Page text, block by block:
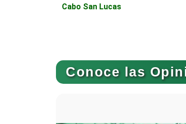
Bancos
Cabo San Lucas
Conoce las